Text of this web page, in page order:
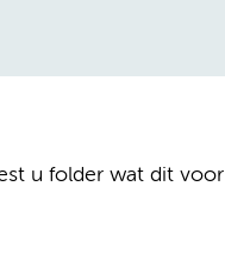
u folder wat dit voor